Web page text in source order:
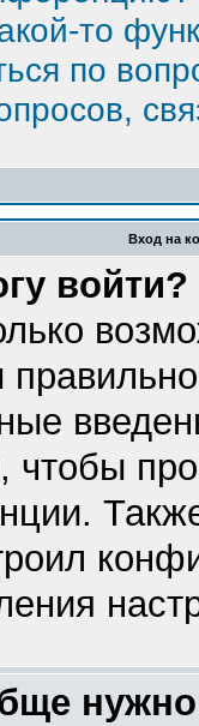
то
по
Вход на
войти?
чтобы
нужно